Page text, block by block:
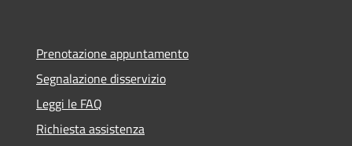
Prenotazione appuntamento
Segnalazione disservizio
Leggi le FAQ
Richiesta assistenza